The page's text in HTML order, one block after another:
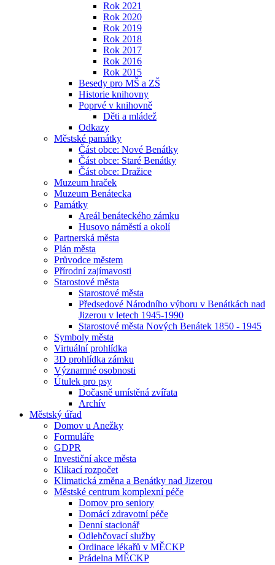
Rok 2021
Rok 2020
Rok 2019
Rok 2018
Rok 2017
Rok 2016
Rok 2015
Besedy pro MŠ a ZŠ
Historie knihovny
Poprvé v knihovně
Děti a mládež
Odkazy
Městské památky
Část obce: Nové Benátky
Část obce: Staré Benátky
Část obce: Dražice
Muzeum hraček
Muzeum Benátecka
Památky
Areál benáteckého zámku
Husovo náměstí a okolí
Partnerská města
Plán města
Průvodce městem
Přírodní zajímavosti
Starostové města
Starostové města
Předsedové Národního výboru v Benátkách nad
Jizerou v letech 1945-1990
Starostové města Nových Benátek 1850 - 1945
Symboly města
Virtuální prohlídka
3D prohlídka zámku
Významné osobnosti
Útulek pro psy
Dočasně umístěná zvířata
Archív
Městský úřad
Domov u Anežky
Formuláře
GDPR
Investiční akce města
Klikací rozpočet
Klimatická změna a Benátky nad Jizerou
Městské centrum komplexní péče
Domov pro seniory
Domácí zdravotní péče
Denní stacionář
Odlehčovací služby
Ordinace lékařů v MĚCKP
Prádelna MĚCKP